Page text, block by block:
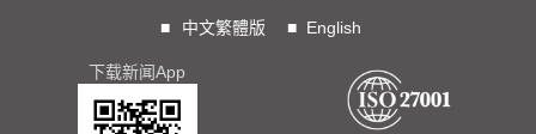
■
中文繁體版 ■ English
下载新闻App